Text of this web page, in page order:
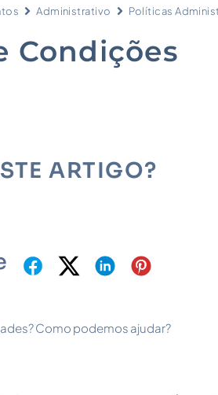
Administrativo Políticas
Condições
ARTIGO?
Como podemos ajudar?